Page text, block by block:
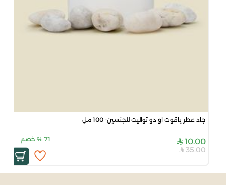
جاد عطر ياقوت او دو تواليت للجنسين- 100 مل
10.00
71
% خصم
35.00